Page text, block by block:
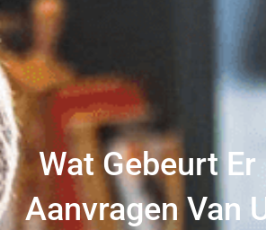
Wat Gebeurt Er
Aanvragen Van